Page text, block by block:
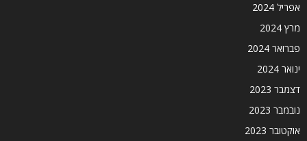
אפריל 2024
מרץ 2024
פברואר 2024
ינואר 2024
דצמבר 2023
נובמבר 2023
אוקטובר 2023